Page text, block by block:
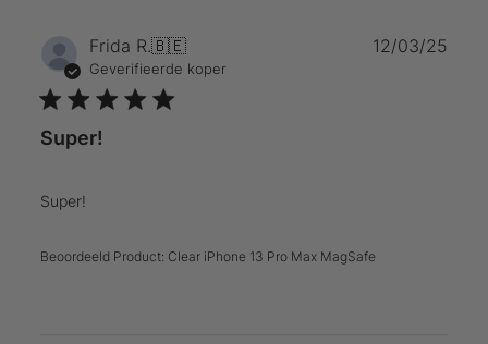
over
Thu
Feb
22
2024
Frida R.🇧🇪
Geverifieerde koper
Super!
Super!
Beoordeeld Product: Clear iPhone 13 Pro Max MagSafe
12/03/25